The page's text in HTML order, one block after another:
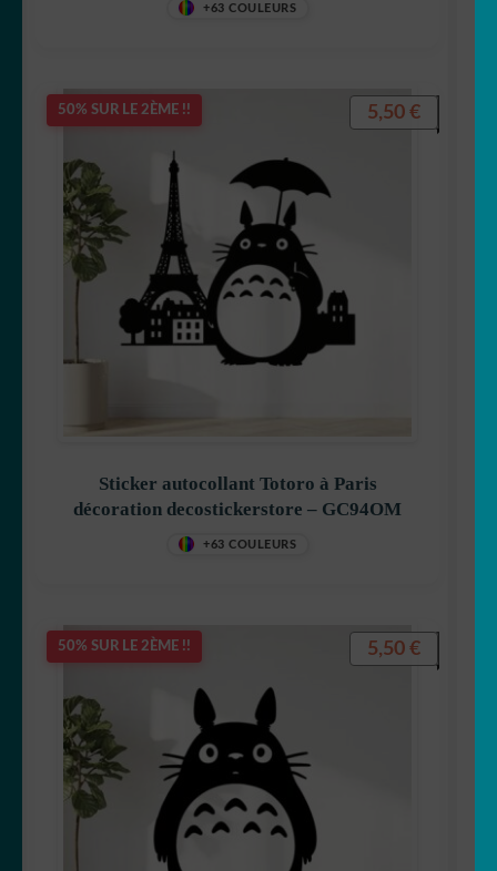
+63 COULEURS
50% SUR LE 2ÈME !!
Sticker autocollant Totoro à Paris
décoration decostickerstore – GC94OM
+63 COULEURS
5,50 €
50% SUR LE 2ÈME !! 5,50 €